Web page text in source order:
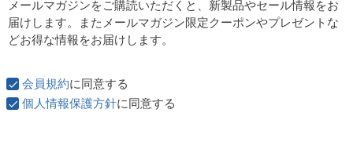
須
)
メールマガジンをご購読いただくと、新製品やセール情報をお
届けします。またメールマガジン限定クーポンやプレゼントな
どお得な情報をお届けします。
会員規約に同意する
個人情報保護方針に同意する